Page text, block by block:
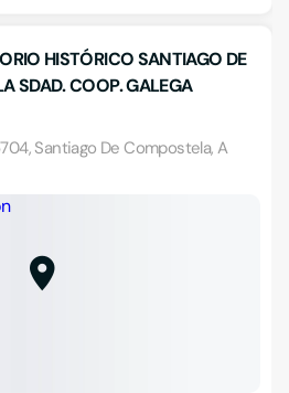
HISTÓRICO SANTIAGO DE
SDAD. COOP. GALEGA
Santiago De Compostela, A